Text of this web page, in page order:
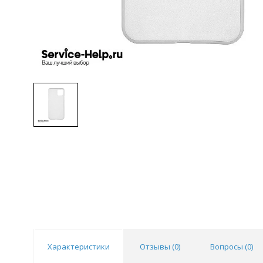
Характеристики Отзывы (0) Вопросы (0)